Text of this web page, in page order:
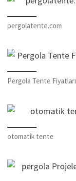
pergolatente.com
Pergola Tente Fiyatları
otomatik tente